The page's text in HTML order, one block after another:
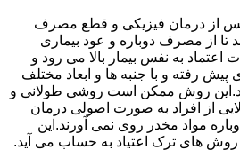
از درمان فیزیکی و قطع مصرف
تا از مصرف دوباره و عود بیماری
به نفس بیمار بالا می رود و
رفته و با جنبه ها و ابعاد مختلف
روش ممکن است روشی طولانی و
از افراد به صورت اصولی درمان
مواد مخدر روی نمی آورند.این
های ترک اعتیاد به حساب می آید.